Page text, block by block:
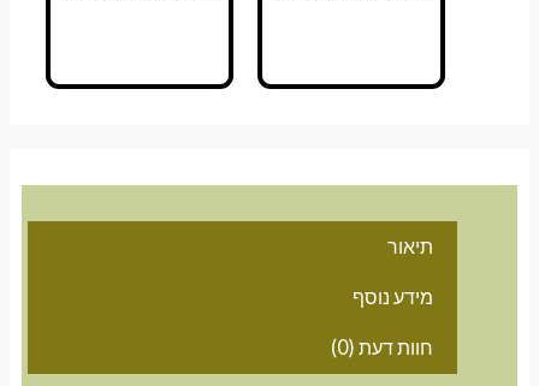
מידע נוסף
חוות דעת (0)